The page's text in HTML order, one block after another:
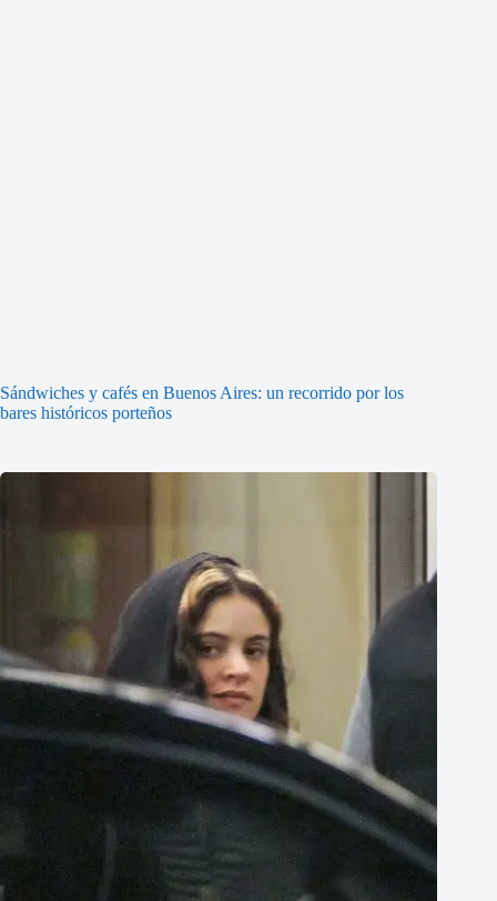
Sándwiches y cafés en Buenos Aires: un recorrido por los
bares históricos porteños